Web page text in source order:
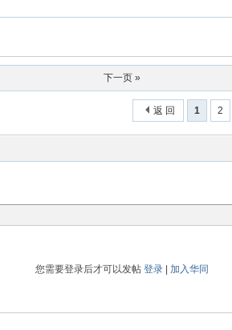
下一页 »
1 2
返 回
您需要登录后才可以发帖 登录 加入华同